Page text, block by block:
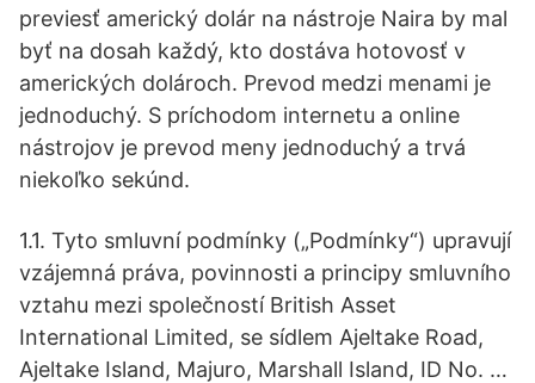
previesť americký dolár na nástroje Naira by mal
byť na dosah každý, kto dostáva hotovosť v
amerických dolároch. Prevod medzi menami je
jednoduchý. S príchodom internetu a online
nástrojov je prevod meny jednoduchý a trvá
niekoľko sekúnd.
1.1. Tyto smluvní podmínky („Podmínky“) upravují
vzájemná práva, povinnosti a principy smluvního
vztahu mezi společností British Asset
International Limited, se sídlem Ajeltake Road,
Ajeltake Island, Majuro, Marshall Island, ID No. …